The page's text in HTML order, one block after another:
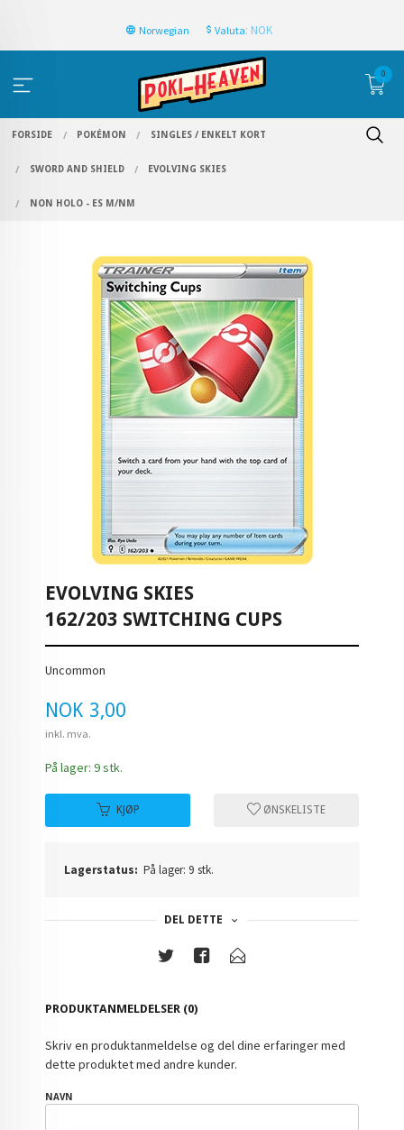
Norwegian Valuta: NOK
0
FORSIDE POKÉMON SINGLES / ENKELT KORT
SWORD AND SHIELD EVOLVING SKIES
NON HOLO - ES M/NM
EVOLVING SKIES
162/203 SWITCHING CUPS
Uncommon
Pris
NOK 3,00
inkl. mva.
På lager: 9 stk.
KJØP ØNSKELISTE
Lagerstatus: På lager: 9 stk.
DEL DETTE
PRODUKTANMELDELSER (0)
Skriv en produktanmeldelse og del dine erfaringer med
dette produktet med andre kunder.
NAVN